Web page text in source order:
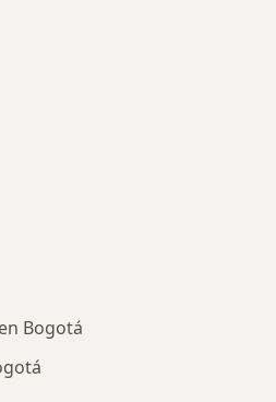
Bogotá